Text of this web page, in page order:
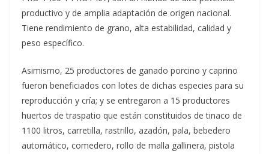
productivo y de amplia adaptación de origen nacional.
Tiene rendimiento de grano, alta estabilidad, calidad y
peso específico.
Asimismo, 25 productores de ganado porcino y caprino
fueron beneficiados con lotes de dichas especies para su
reproducción y cría; y se entregaron a 15 productores
huertos de traspatio que están constituidos de tinaco de
1100 litros, carretilla, rastrillo, azadón, pala, bebedero
automático, comedero, rollo de malla gallinera, pistola